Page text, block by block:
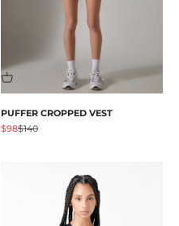
PUFFER CROPPED VEST
Prezzo scontato
$98Prezzo
$140